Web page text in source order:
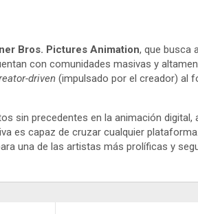
Bros. Pictures Animation, que busca
con comunidades masivas y
driven (impulsado por el creador) al
sin precedentes en la animación digital,
es capaz de cruzar cualquier
una de las artistas más prolíficas y